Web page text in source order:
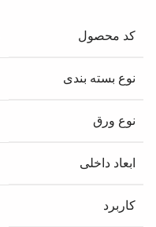
کد محصول
نوع بسته بندی
نوع ورق
ابعاد داخلی
کاربرد